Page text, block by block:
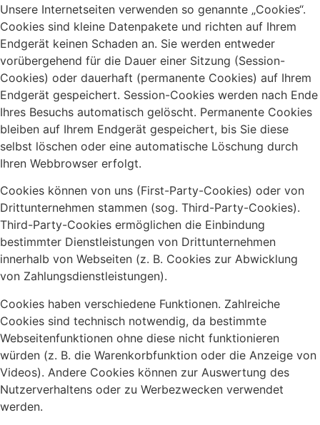
Unsere Internetseiten verwenden so genannte „Cookies“.
Cookies sind kleine Datenpakete und richten auf Ihrem
Endgerät keinen Schaden an. Sie werden entweder
vorübergehend für die Dauer einer Sitzung (Session-
Cookies) oder dauerhaft (permanente Cookies) auf Ihrem
Endgerät gespeichert. Session-Cookies werden nach Ende
Ihres Besuchs automatisch gelöscht. Permanente Cookies
bleiben auf Ihrem Endgerät gespeichert, bis Sie diese
selbst löschen oder eine automatische Löschung durch
Ihren Webbrowser erfolgt.
Cookies können von uns (First-Party-Cookies) oder von
Drittunternehmen stammen (sog. Third-Party-Cookies).
Third-Party-Cookies ermöglichen die Einbindung
bestimmter Dienstleistungen von Drittunternehmen
innerhalb von Webseiten (z. B. Cookies zur Abwicklung
von Zahlungsdienstleistungen).
Cookies haben verschiedene Funktionen. Zahlreiche
Cookies sind technisch notwendig, da bestimmte
Webseitenfunktionen ohne diese nicht funktionieren
würden (z. B. die Warenkorbfunktion oder die Anzeige von
Videos). Andere Cookies können zur Auswertung des
Nutzerverhaltens oder zu Werbezwecken verwendet
werden.